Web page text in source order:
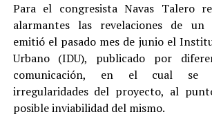
Para el congresista Navas Talero
alarmantes las revelaciones de un
emitió el pasado mes de junio el
Urbano (IDU), publicado por
comunicación, en el cual se
irregularidades del proyecto, al
posible inviabilidad del mismo.